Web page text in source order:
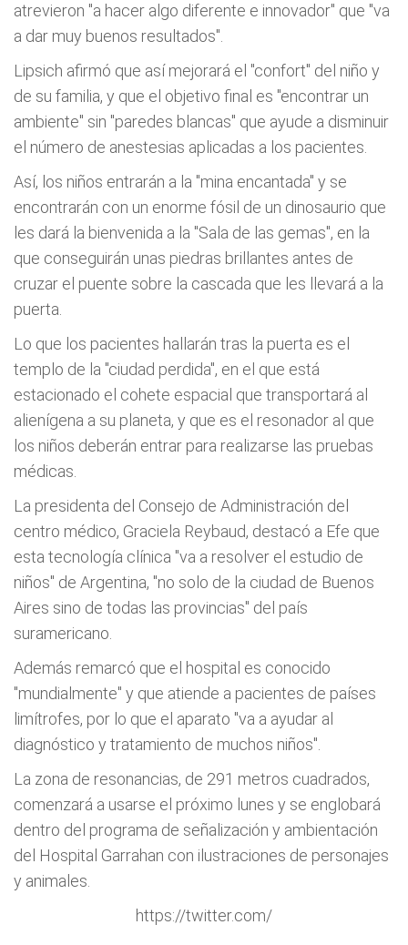
atrevieron "a hacer algo diferente e innovador" que "va
a dar muy buenos resultados".
Lipsich afirmó que así mejorará el "confort" del niño y
de su familia, y que el objetivo final es "encontrar un
ambiente" sin "paredes blancas" que ayude a disminuir
el número de anestesias aplicadas a los pacientes.
Así, los niños entrarán a la "mina encantada" y se
encontrarán con un enorme fósil de un dinosaurio que
les dará la bienvenida a la "Sala de las gemas", en la
que conseguirán unas piedras brillantes antes de
cruzar el puente sobre la cascada que les llevará a la
puerta.
Lo que los pacientes hallarán tras la puerta es el
templo de la "ciudad perdida", en el que está
estacionado el cohete espacial que transportará al
alienígena a su planeta, y que es el resonador al que
los niños deberán entrar para realizarse las pruebas
médicas.
La presidenta del Consejo de Administración del
centro médico, Graciela Reybaud, destacó a Efe que
esta tecnología clínica "va a resolver el estudio de
niños" de Argentina, "no solo de la ciudad de Buenos
Aires sino de todas las provincias" del país
suramericano.
Además remarcó que el hospital es conocido
"mundialmente" y que atiende a pacientes de países
limítrofes, por lo que el aparato "va a ayudar al
diagnóstico y tratamiento de muchos niños".
La zona de resonancias, de 291 metros cuadrados,
comenzará a usarse el próximo lunes y se englobará
dentro del programa de señalización y ambientación
del Hospital Garrahan con ilustraciones de personajes
y animales.
https://twitter.com/